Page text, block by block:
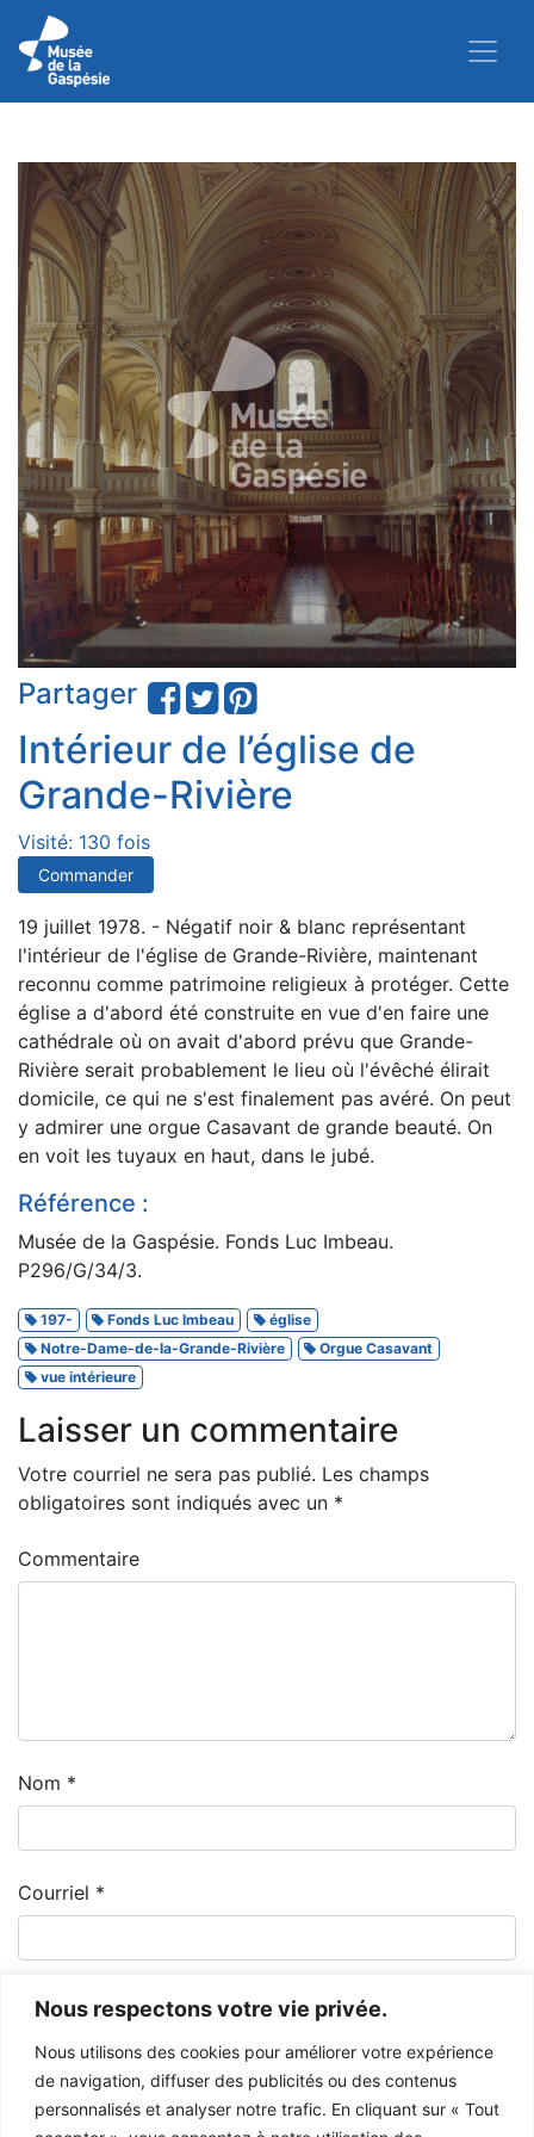
Nous respectons votre vie privée.
Nous utilisons des cookies pour améliorer votre expérience
de navigation, diffuser des publicités ou des contenus
personnalisés et analyser notre trafic. En cliquant sur « Tout
Partager
Intérieur de l’église de
Grande-Rivière
Visité: 130 fois
Commander
19 juillet 1978. - Négatif noir & blanc représentant
l'intérieur de l'église de Grande-Rivière, maintenant
reconnu comme patrimoine religieux à protéger. Cette
église a d'abord été construite en vue d'en faire une
cathédrale où on avait d'abord prévu que Grande-
Rivière serait probablement le lieu où l'évêché élirait
domicile, ce qui ne s'est finalement pas avéré. On peut
y admirer une orgue Casavant de grande beauté. On
en voit les tuyaux en haut, dans le jubé.
Référence :
Musée de la Gaspésie. Fonds Luc Imbeau.
P296/G/34/3.
197- Fonds Luc Imbeau
église
Notre-Dame-de-la-Grande-Rivière
Orgue Casavant
vue intérieure
Laisser un commentaire
Votre courriel ne sera pas publié. Les champs
obligatoires sont indiqués avec un *
Commentaire
Nom *
Courriel *